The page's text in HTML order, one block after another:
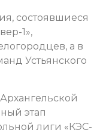
состоявшиеся
1»,
а в
Устьянского
этап
лиги «КЭС-